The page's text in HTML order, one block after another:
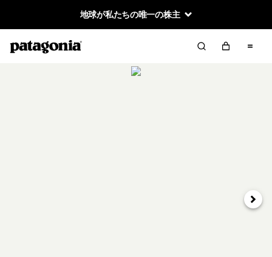
地球が私たちの唯一の株主
次へ